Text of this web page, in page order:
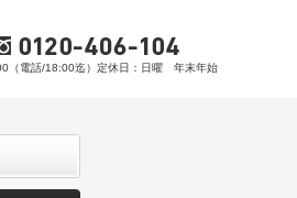
（電話/18:00迄）定休日：日曜 年末年始